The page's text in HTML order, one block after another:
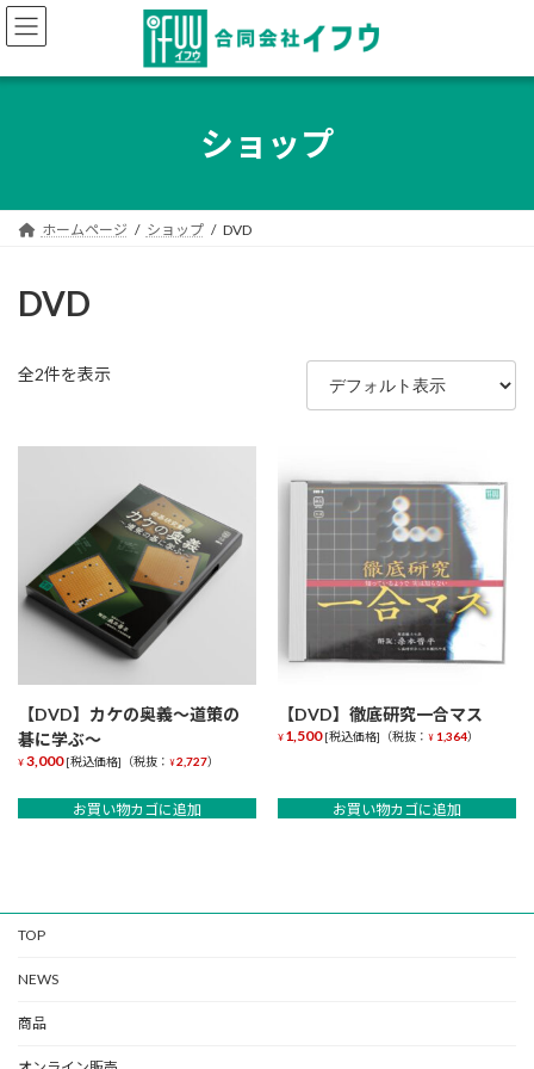
コ
ン
ン
ナ
ビ
ー
ショップ
ホームページ ショップ DVD
DVD
全2件を表示
【DVD】カケの奥義～道策の
碁に学ぶ～
¥ 3,000 [税込価格]（税抜： ¥2,727）
お買い物カゴに追加
【DVD】徹底研究一合マス
¥ 1,500 [税込価格]（税抜：¥ 1,364）
お買い物カゴに追加
TOP
NEWS
商品